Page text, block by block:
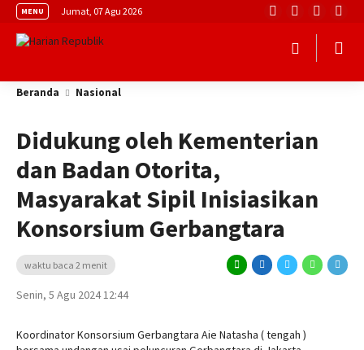
MENU Jumat, 07 Agu 2026
Beranda Nasional
Didukung oleh Kementerian
dan Badan Otorita,
Masyarakat Sipil Inisiasikan
Konsorsium Gerbangtara
waktu baca 2 menit
Senin, 5 Agu 2024 12:44
Koordinator Konsorsium Gerbangtara Aie Natasha ( tengah )